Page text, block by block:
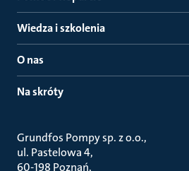
Wiedza i szkolenia
O nas
Na skróty
Grundfos Pompy sp. z o.o.
ul. Pastelowa 4
60-198 Poznań